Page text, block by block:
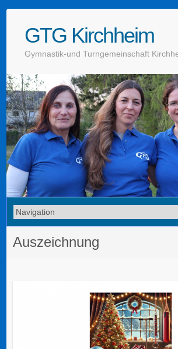
GTG Kirchheim
Gymnastik-und Turngemeinschaft
Auszeichnung